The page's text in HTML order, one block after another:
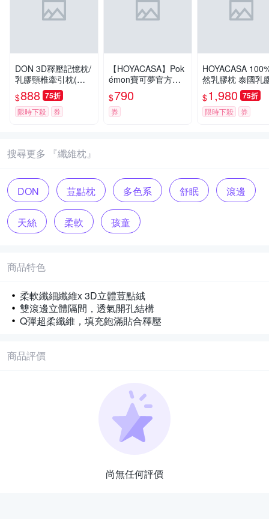
DON 3D釋壓記憶枕/
乳膠頸椎牽引枕(買1
送1)多色任選 快速出
貨
$888 75折
限時下殺 券
【HOYACASA】Pok
émon寶可夢官方授
權-ICE TECH⁺冰絲
涼感長型抱枕-悠閒
午睡(38x100cm)
$790
券
HOYACASA
然乳膠枕 泰國乳
人體工學乳膠枕
工學乳膠枕(二入)
$1,980 75折
限時下殺 券
搜尋更多 『纖維枕』
DON 荳點枕 多色系 舒眠 滾邊
天絲 柔軟 孩童
商品特色
柔軟纖細纖維x 3D立體荳點絨
雙滾邊立體隔間，透氣開孔結構
Q彈超柔纖維，填充飽滿貼合釋壓
商品評價
尚無任何評價